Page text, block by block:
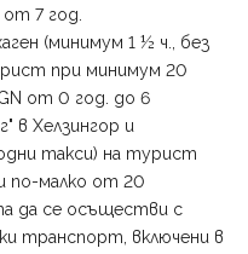
7 год.
(минимум 1 ½ ч., без
при минимум 20
от 0 год. до 6
в Хелзингор и
такси) на турист
по-малко от 20
да се осъществи с
транспорт, включени в